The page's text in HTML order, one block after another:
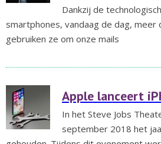
Dankzij de
smartphones, vandaag de dag, meer
gebruiken ze om onze mails
Apple lanceert
In het Steve Jobs
september 2018 het